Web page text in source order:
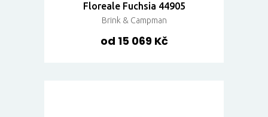
Floreale Fuchsia 44905
Brink & Campman
od 15 069 Kč